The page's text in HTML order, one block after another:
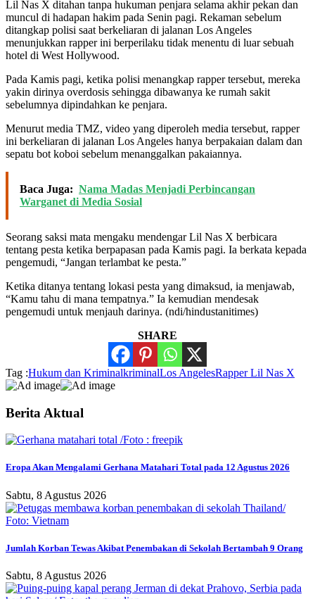
Lil Nas X ditahan tanpa hukuman penjara selama akhir pekan dan
muncul di hadapan hakim pada Senin pagi. Rekaman sebelum
ditangkap polisi saat berkeliaran di jalanan Los Angeles
menunjukkan rapper ini berperilaku tidak menentu di luar sebuah
hotel di West Hollywood.
Pada Kamis pagi, ketika polisi menangkap rapper tersebut, mereka
yakin dirinya overdosis sehingga dibawanya ke rumah sakit
sebelumnya dipindahkan ke penjara.
Menurut media TMZ, video yang diperoleh media tersebut, rapper
ini berkeliaran di jalanan Los Angeles hanya berpakaian dalam dan
sepatu bot koboi sebelum menanggalkan pakaiannya.
Baca Juga: Nama Madas Menjadi Perbincangan
Warganet di Media Sosial
Seorang saksi mata mengaku mendengar Lil Nas X berbicara
tentang pesta ketika berpapasan pada Kamis pagi. Ia berkata kepada
pengemudi, “Jangan terlambat ke pesta.”
Ketika ditanya tentang lokasi pesta yang dimaksud, ia menjawab,
“Kamu tahu di mana tempatnya.” Ia kemudian mendesak
pengemudi untuk menjauh darinya. (ndi/hindustanitimes)
SHARE
Tag :Hukum dan KriminalkriminalLos AngelesRapper Lil Nas X
Berita Aktual
Eropa Akan Mengalami Gerhana Matahari Total pada 12 Agustus 2026
Sabtu, 8 Agustus 2026
Jumlah Korban Tewas Akibat Penembakan di Sekolah Bertambah 9 Orang
Sabtu, 8 Agustus 2026